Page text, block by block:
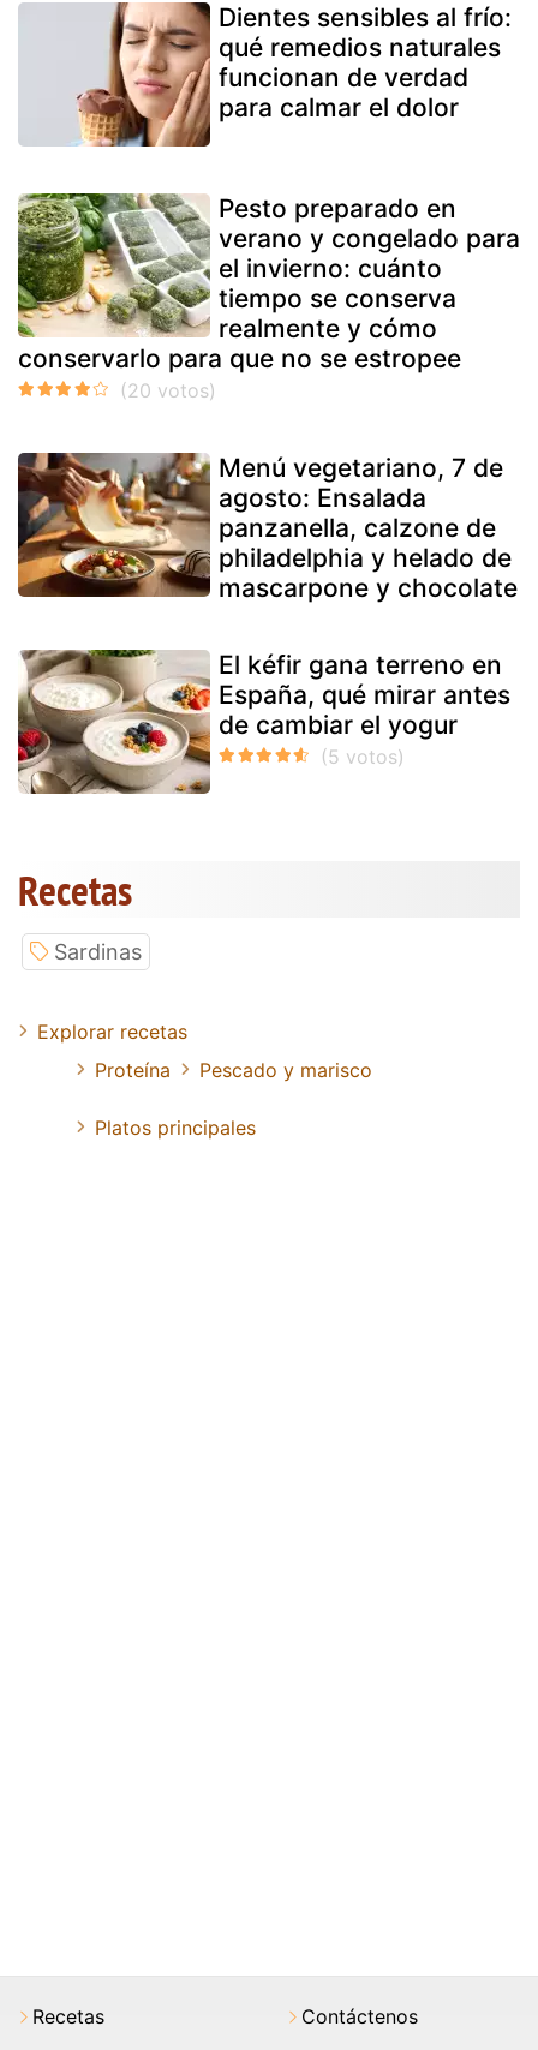
Dientes sensibles al frío:
qué remedios naturales
funcionan de verdad
para calmar el dolor
Pesto preparado en
verano y congelado para
el invierno: cuánto
tiempo se conserva
realmente y cómo
conservarlo para que no se estropee
Menú vegetariano, 7 de
agosto: Ensalada
panzanella, calzone de
philadelphia y helado de
mascarpone y chocolate
El kéfir gana terreno en
España, qué mirar antes
de cambiar el yogur
Recetas
Sardinas
Explorar recetas
Proteína
Pescado y marisco
Platos principales
Recetas
Contáctenos